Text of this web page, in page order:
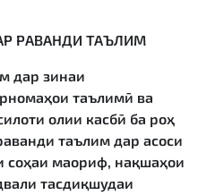
РАВАНДИ ТАЪЛИМ
дар зинаи
таълимӣ ва
олии касбӣ ба роҳ
таълим дар асоси
соҳаи маориф, нақшаҳои
тасдиқшудаи